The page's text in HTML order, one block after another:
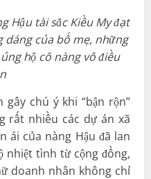
Hậu tài sắc Kiều My đạt
của bố mẹ, những
hộ cô nàng vô điều
gây chú ý khi “bận rộn”
rất nhiều các dự án xã
ái của nàng Hậu đã lan
nhiệt tình từ cộng đồng,
doanh nhân không chỉ